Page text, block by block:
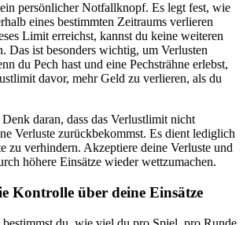
persönlicher Notfallknopf. Es legt fest, wie
eines bestimmten Zeitraums verlieren
Limit erreichst, kannst du keine weiteren
Das ist besonders wichtig, um Verlusten
du Pech hast und eine Pechsträhne erlebst,
davor, mehr Geld zu verlieren, als du
Denk daran, dass das Verlustlimit nicht
Verluste zurückbekommst. Es dient lediglich
zu verhindern. Akzeptiere deine Verluste und
höhere Einsätze wieder wettzumachen.
Kontrolle über deine Einsätze